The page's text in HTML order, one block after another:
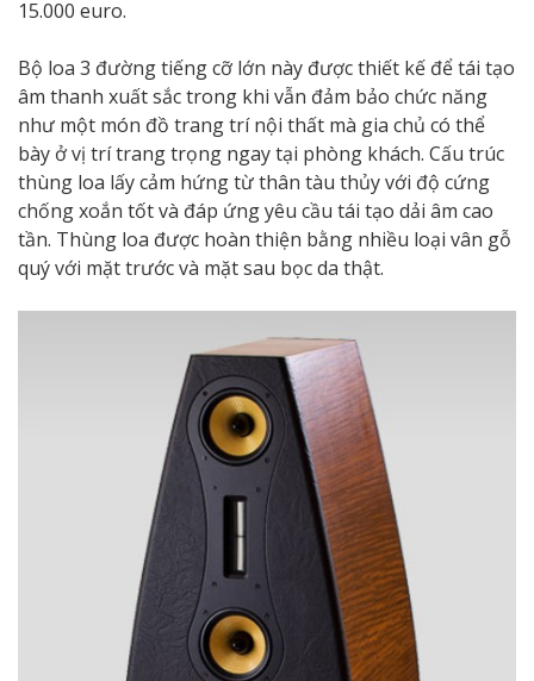
15.000 euro.
Bộ loa 3 đường tiếng cỡ lớn này được thiết kế để tái tạo
âm thanh xuất sắc trong khi vẫn đảm bảo chức năng
như một món đồ trang trí nội thất mà gia chủ có thể
bày ở vị trí trang trọng ngay tại phòng khách. Cấu trúc
thùng loa lấy cảm hứng từ thân tàu thủy với độ cứng
chống xoắn tốt và đáp ứng yêu cầu tái tạo dải âm cao
tần. Thùng loa được hoàn thiện bằng nhiều loại vân gỗ
quý với mặt trước và mặt sau bọc da thật.